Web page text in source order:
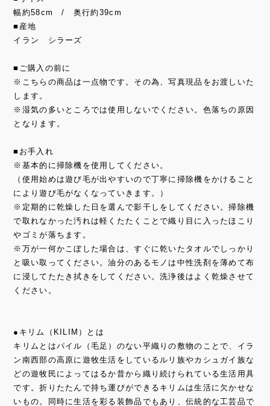
幅約58cm / 奥行約39cm
■産地
イラン シラーズ
■ご購入の前に
※こちらの商品は一点物です。その為、写真現品をお渡しいた
します。
※湿気の多いところでは使用しないでください。色落ちの原因
となります。
■お手入れ
※基本的に掃除機を使用してください。
（使用始めは遊び毛が出やすいので丁寧に掃除機をかけること
により遊び毛がなくなっていきます。）
※定期的に乾燥した日を選んで影干しをしてください。掃除機
で取れなかった汚れは軽くたたくことで織り目に入ったほこり
やゴミが落ちます。
※万が一何かこぼした場合は、すぐに乾いたタオルでしっかり
と吸い取ってください。油分のあるモノは中性洗剤を薄めて布
に浸してたたき拭きをしてください。洗浄後はよく乾燥させて
ください。
●キリム（KILIM）とは
キリムとはパイル（毛足）のない平織りの敷物のことで、イラ
ン南西部の高原に遊牧生活をしているルリ族やカシュガイ族な
どの遊牧民によってはるか昔から織り続けられている生活用具
です。折りたたんで持ち運びができるキリムは生活に欠かせな
いもの。同時に生活を彩る装飾品でもあり、伝統的な工芸品で